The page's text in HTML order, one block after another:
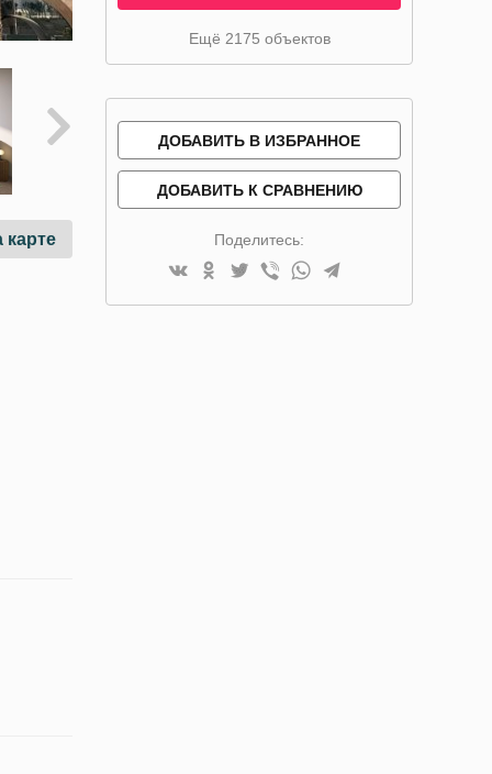
карте
Ещё 2175 объектов
ДОБАВИТЬ В ИЗБРАННОЕ
ДОБАВИТЬ К СРАВНЕНИЮ
Поделитесь: